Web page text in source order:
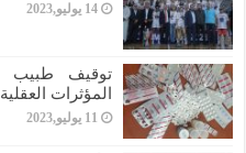
14 يوليو,2023
توقيف طبيب
المؤثرات
11 يوليو,2023